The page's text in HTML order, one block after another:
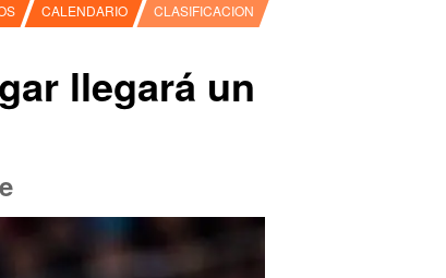
CALENDARIO CLASIFICACION
llegará un